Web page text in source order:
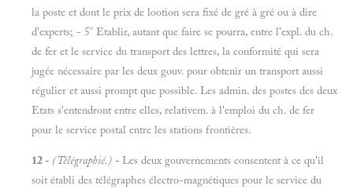
la poste et dont le prix de lootion sera fixé de gré à gré ou à dire
d'experts; - 5° Etablir, autant que faire se pourra, entre l'expl. du ch.
de fer et le service du transport des lettres, la conformité qui sera
jugée nécessaire par les deux gouv. pour obtenir un transport aussi
régulier et aussi prompt que possible. Les admin. des postes des deux
Etats s'entendront entre elles, relativem. à l'emploi du ch. de fer
pour le service postal entre les stations frontières.
12 - (Télégraphié.) - Les deux gouvernements consentent à ce qu'il
soit établi des télégraphes électro-magnétiques pour le service du